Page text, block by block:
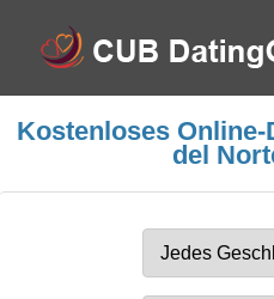
Kostenloses
del